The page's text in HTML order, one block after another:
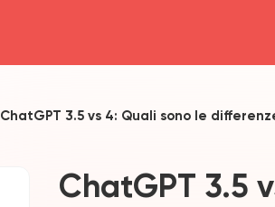
ChatGPT 3.5 vs 4: Quali sono le
ChatGPT 3.5